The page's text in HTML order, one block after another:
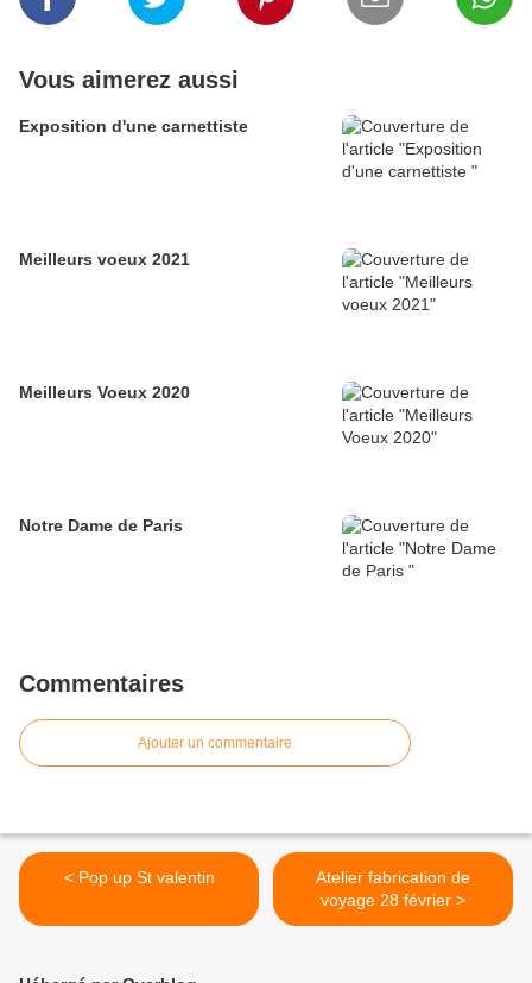
Vous aimerez aussi
Exposition d'une carnettiste
Meilleurs voeux 2021
Meilleurs Voeux 2020
Notre Dame de Paris
Commentaires
Ajouter un commentaire
< Pop up St valentin
Atelier fabrication de
voyage 28 février >